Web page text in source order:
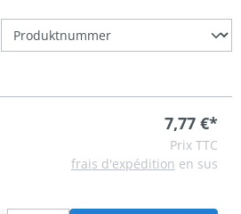
7,77 €*
Prix TTC
frais d'expédition en sus